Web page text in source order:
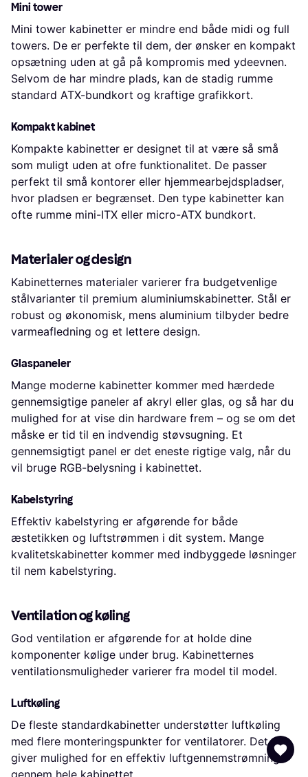
Mini tower
Mini tower kabinetter er mindre end både midi og full
towers. De er perfekte til dem, der ønsker en kompakt
opsætning uden at gå på kompromis med ydeevnen.
Selvom de har mindre plads, kan de stadig rumme
standard ATX-bundkort og kraftige grafikkort.
Kompakt kabinet
Kompakte kabinetter er designet til at være så små
som muligt uden at ofre funktionalitet. De passer
perfekt til små kontorer eller hjemmearbejdspladser,
hvor pladsen er begrænset. Den type kabinetter kan
ofte rumme mini-ITX eller micro-ATX bundkort.
Materialer og design
Kabinetternes materialer varierer fra budgetvenlige
stålvarianter til premium aluminiumskabinetter. Stål er
robust og økonomisk, mens aluminium tilbyder bedre
varmeafledning og et lettere design.
Glaspaneler
Mange moderne kabinetter kommer med hærdede
gennemsigtige paneler af akryl eller glas, og så har du
mulighed for at vise din hardware frem – og se om det
måske er tid til en indvendig støvsugning. Et
gennemsigtigt panel er det eneste rigtige valg, når du
vil bruge RGB-belysning i kabinettet.
Kabelstyring
Effektiv kabelstyring er afgørende for både
æstetikken og luftstrømmen i dit system. Mange
kvalitetskabinetter kommer med indbyggede løsninger
til nem kabelstyring.
Ventilation og køling
God ventilation er afgørende for at holde dine
komponenter kølige under brug. Kabinetternes
ventilationsmuligheder varierer fra model til model.
Luftkøling
De fleste standardkabinetter understøtter luftkøling
med flere monteringspunkter for ventilatorer. Det
giver mulighed for en effektiv luftgennemstrømning